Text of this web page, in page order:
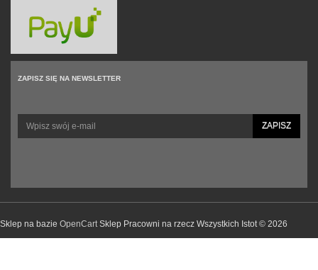
ZAPISZ SIĘ NA NEWSLETTER
ZAPISZ
Sklep na bazie OpenCart Sklep Pracowni na rzecz Wszystkich Istot © 2026